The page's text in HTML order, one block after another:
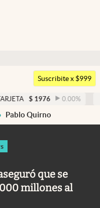
Argentina
Suscribite x $999
0.00 % DÓLAR MEP
Pablo Quirno
que se
millones al